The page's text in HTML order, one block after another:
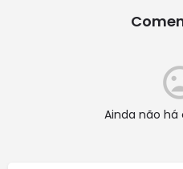
Ainda não